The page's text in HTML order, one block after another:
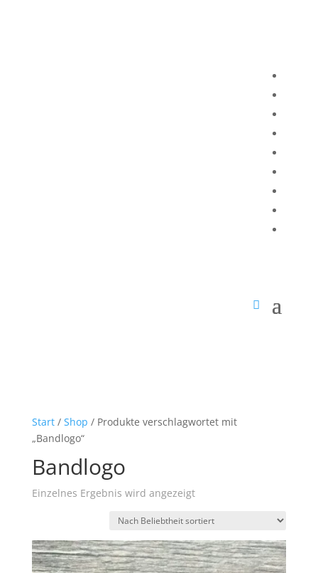
Start/ Shop / Produkte verschlagwortet mit
„Bandlogo“
Bandlogo
Einzelnes Ergebnis wird angezeigt